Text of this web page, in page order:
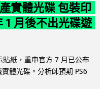
實體光碟 包裝印
月後不出光碟遊
貼紙，重申官方 7 月已公布
體光碟。分析師預期 PS6